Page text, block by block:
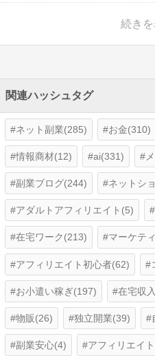
続き
関連ハッシュタグ
ネット副業(285) お金(310)
情報商材(12) ai(331)
副業ブログ(244) ネットシ
アダルトアフィリエイト(5)
在宅ワーク(213) マーケテ
アフィリエイト初心者(62)
お小遣い稼ぎ(197) 在宅収
物販(26) 独立開業(39)
副業安心(4) アフィリエイ